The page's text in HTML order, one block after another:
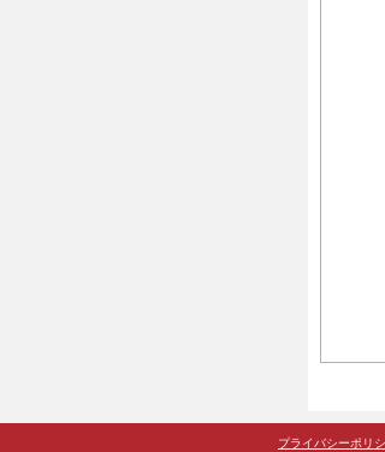
プライバシーポリ